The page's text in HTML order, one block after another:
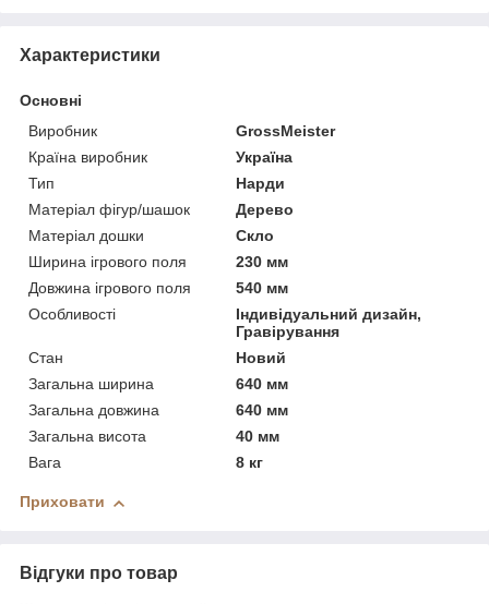
Характеристики
Основні
Виробник
GrossMeister
Країна виробник
Україна
Тип
Нарди
Матеріал фігур/шашок
Дерево
Матеріал дошки
Скло
Ширина ігрового поля
230 мм
Довжина ігрового поля
540 мм
Особливості
Індивідуальний дизайн,
Гравірування
Стан
Новий
Загальна ширина
640 мм
Загальна довжина
640 мм
Загальна висота
40 мм
Вага
8 кг
Приховати
Відгуки про товар